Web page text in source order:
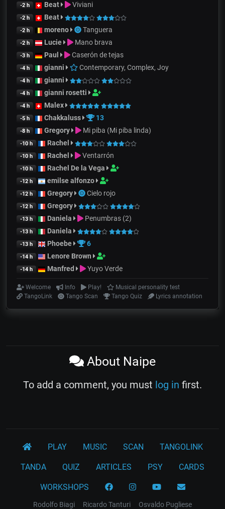
-2 h Beat Viviani
-2 h Beat
-2 h moreno Tanguera
-2 h Lucie Mano brava
-3 h Paul Caserón de tejas
-4 h gianni Contemporary, Complex, Joy
-4 h gianni
-4 h gianni rosetti
-4 h Malex
-5 h Chakkaluss 13
-8 h Gregory Mi piba (Mi piba linda)
-10 h Rachel
-10 h Rachel Ventarrón
-10 h Rachel De la Vega
-12 h emilse alfonzo
-12 h Gregory Cielo rojo
-12 h Gregory
-13 h Daniela Penumbras (2)
-13 h Daniela
-13 h Phoebe 6
-14 h Lenore Brown
-14 h Manfred Yuyo Verde
Welcome Info Play!
Musical personality test
TangoLink
Tango Scan Tango Quiz Lyrics annotation
About Naipe
To add a comment, you must log in first.
PLAY MUSIC SCAN TANGOLINK
TANDA QUIZ ARTICLES PSY CARDS
WORKSHOPS
Rodolfo Biagi Ricardo Tanturi Osvaldo Pugliese